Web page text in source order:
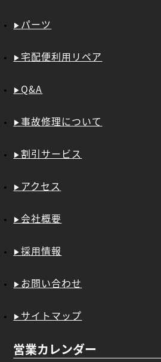
パーツ
宅配便利用リペア
Q&A
事故修理について
割引サービス
アクセス
会社概要
採用情報
お問い合わせ
サイトマップ
営業カレンダー